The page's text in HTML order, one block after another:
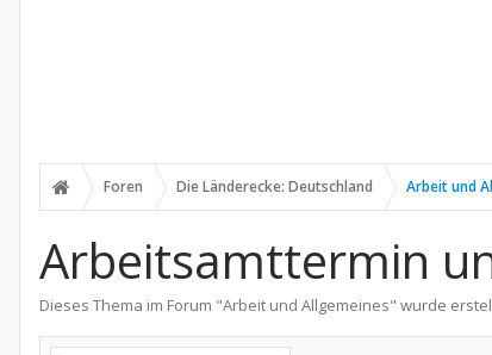
Foren Die Länderecke: Deutschland Arbeit und
Arbeitsamttermin
Dieses Thema im Forum "Arbeit und Allgemeines" wurde